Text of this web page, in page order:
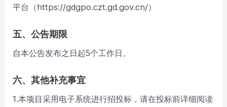
平台（https://gdgpo.czt.gd.gov.cn/）
五、公告期限
自本公告发布之日起5个工作日。
六、其他补充事宜
1.本项目采用电子系统进行招投标，请在投标前详细阅读